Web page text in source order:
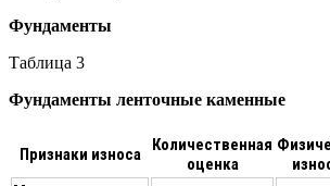
Фундаменты
Таблица 3
Фундаменты ленточные каменные
Признаки износа
Количественная
оценка